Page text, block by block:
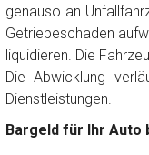
Name*
genauso an
Getriebeschaden
liquidieren. Die
Die Abwicklung
Dienstleistungen.
Bargeld für Ihr Auto